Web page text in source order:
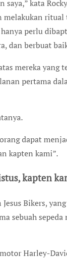
kata
perlu
dan berbuat
mereka
pertama
dapat
kapten kami”.
kapten
Bikers,
sebuah
Harley-